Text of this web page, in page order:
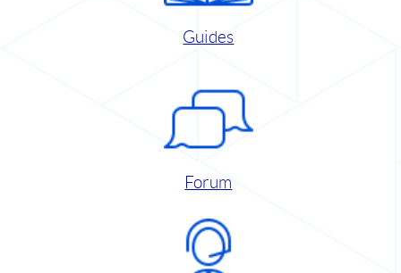
Guides
Forum